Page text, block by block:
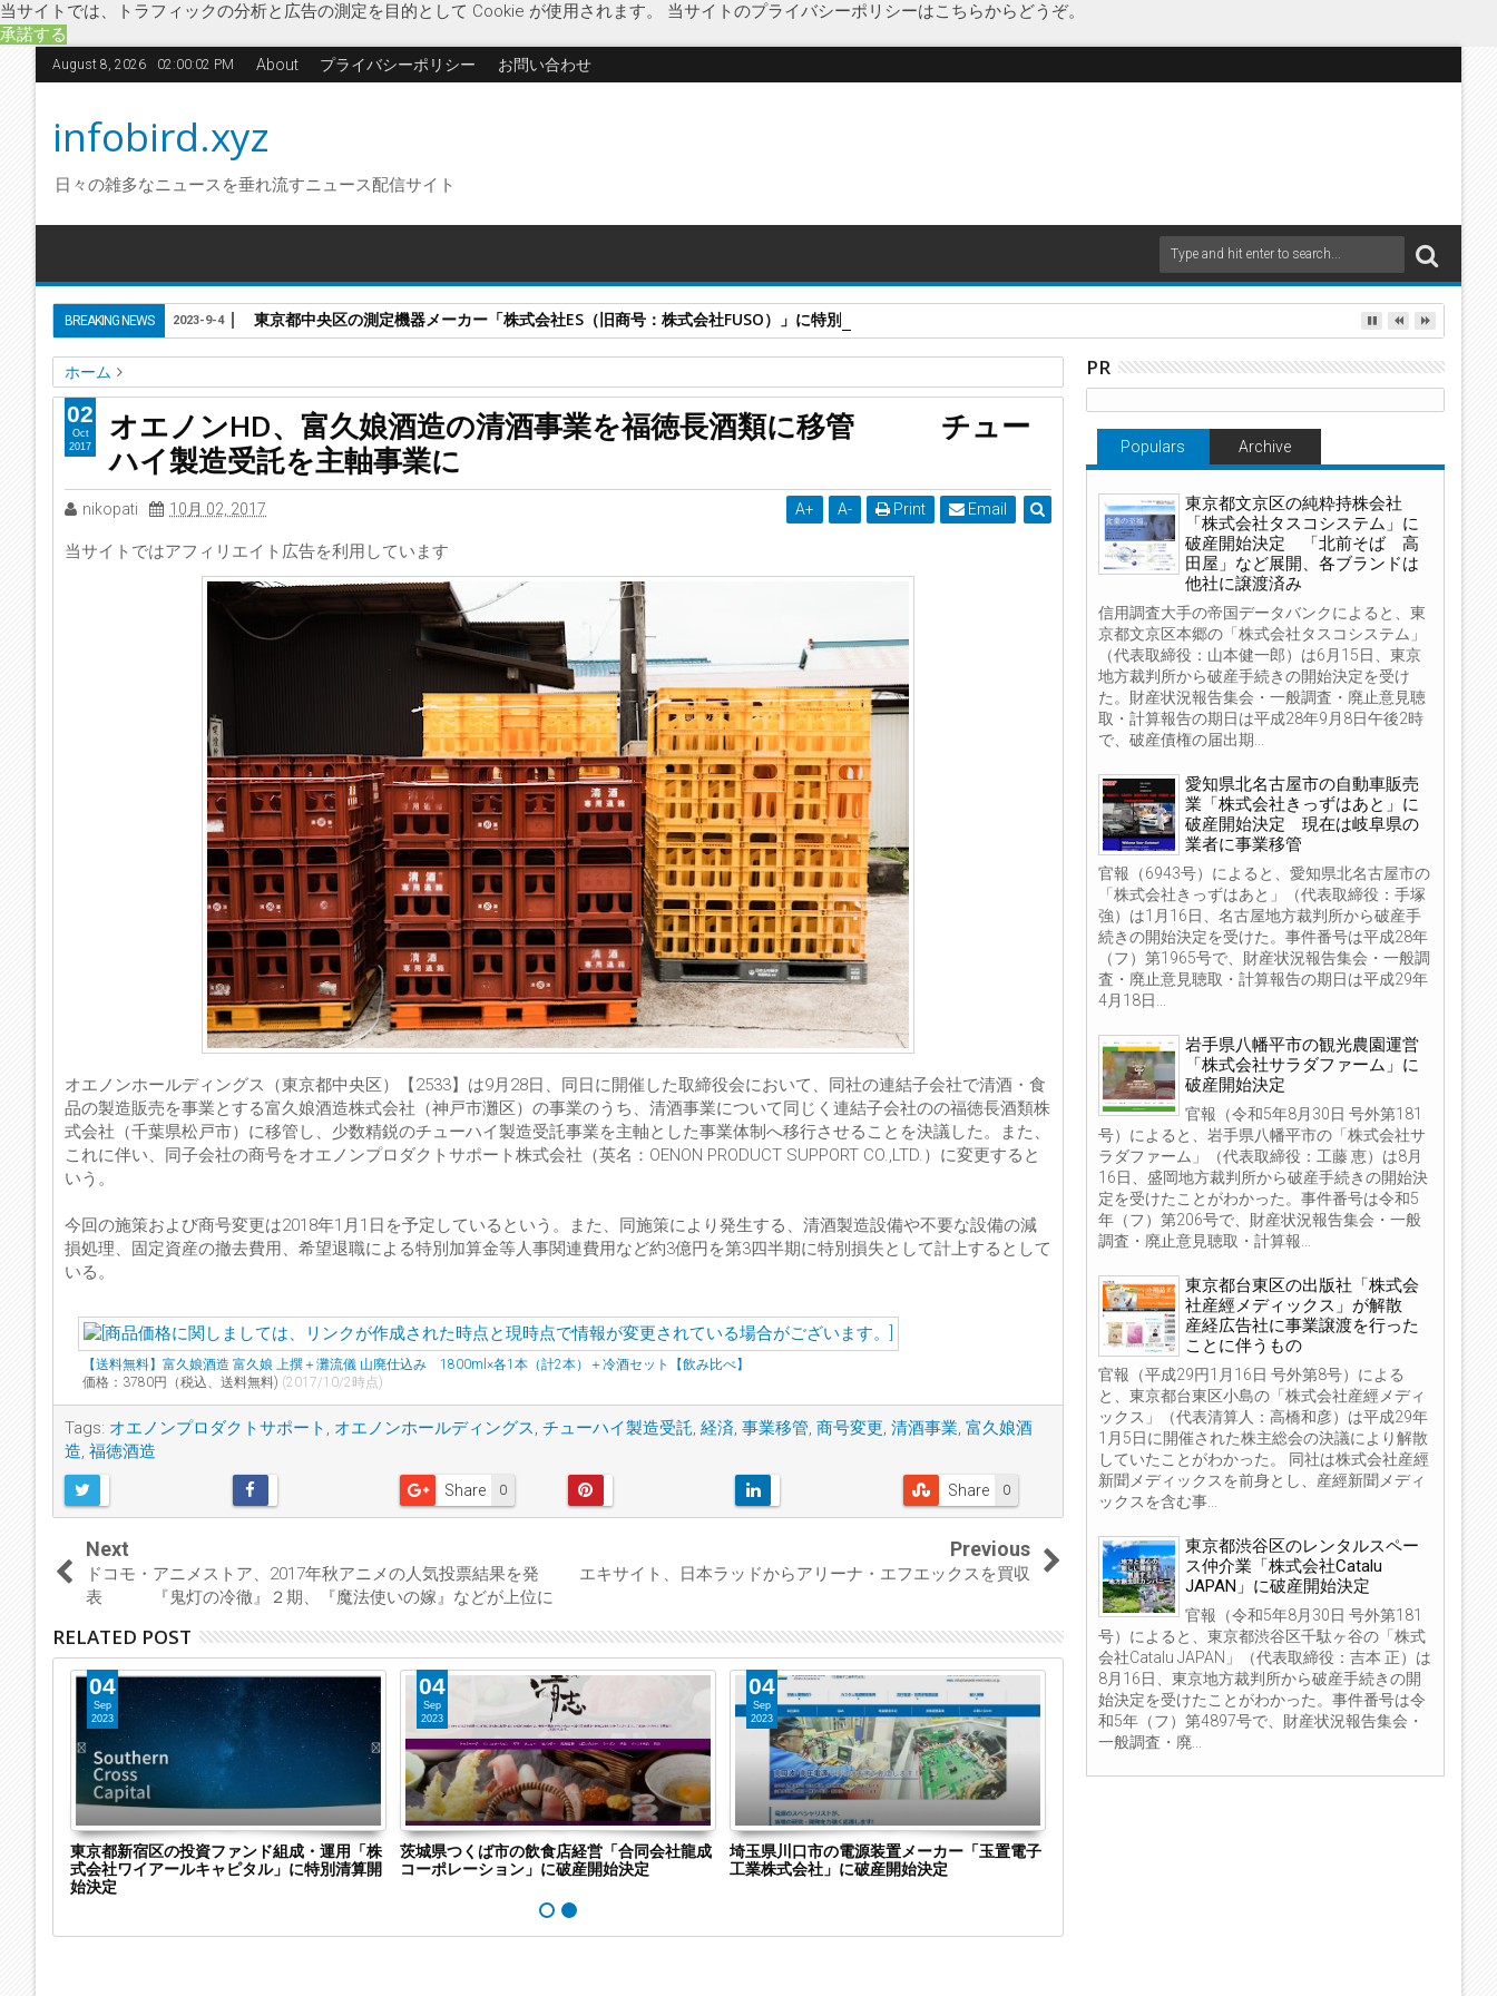
当サイトでは、トラフィックの分析と広告の測定を目的として Cookie が使用されます。 当サイトのプライバシーポリシーはこちらからどうぞ。
承諾する
August 8, 2026 02:00:02 PM About プライバシーポリシー お問い合わせ
infobird.xyz
日々の雑多なニュースを垂れ流すニュース配信サイト
BREAKING NEWS 東京都中央区の測定機器メーカー「株式会社ES（旧商号：株式会社FUSO）」に特別清算開始決定 事業はA-Gas Japanが承継
2023-9-4
ホーム
オエノンプロダクトサポート
オエノンホールディングス チューハイ製造受託 経済 事業移管 商号変更 清酒事業
富久娘酒造
福徳酒造
オエノンHD、富久娘酒造の清酒事業を福徳長酒類に移管 チューハイ製造受託を主軸事業に
オエノンHD、富久娘酒造の清酒事業を福徳長酒類に移管 チュー
ハイ製造受託を主軸事業に
nikopati 10月 02, 2017 A+ A- Print Email
当サイトではアフィリエイト広告を利用しています
オエノンホールディングス（東京都中央区）【2533】は9月28日、同日に開催した取締役会において、同社の連結子会社で清酒・食
品の製造販売を事業とする富久娘酒造株式会社（神戸市灘区）の事業のうち、清酒事業について同じく連結子会社のの福徳長酒類株
式会社（千葉県松戸市）に移管し、少数精鋭のチューハイ製造受託事業を主軸とした事業体制へ移行させることを決議した。また、
これに伴い、同子会社の商号をオエノンプロダクトサポート株式会社（英名：OENON PRODUCT SUPPORT CO.,LTD.）に変更すると
いう。
今回の施策および商号変更は2018年1月1日を予定しているという。また、同施策により発生する、清酒製造設備や不要な設備の減
損処理、固定資産の撤去費用、希望退職による特別加算金等人事関連費用など約3億円を第3四半期に特別損失として計上するとして
いる。
【送料無料】富久娘酒造 富久娘 上撰＋灘流儀 山廃仕込み 1800ml×各1本（計2本）＋冷酒セット【飲み比べ】
価格：3780円（税込、送料無料) (2017/10/2時点)
Tags: オエノンプロダクトサポート , オエノンホールディングス, チューハイ製造受託, 経済, 事業移管, 商号変更, 清酒事業, 富久娘酒
造, 福徳酒造
0
Share 0
Share
02
Oct
2017
Next
ドコモ・アニメストア、2017年秋アニメの人気投票結果を発
表 『鬼灯の冷徹』２期、『魔法使いの嫁』などが上位に
Previous
エキサイト、日本ラッドからアリーナ・エフエックスを買収
RELATED POST
04
Sep
2023
東京都新宿区の投資ファンド組成・運用「株
式会社ワイアールキャピタル」に特別清算開
始決定
04
Sep
2023
茨城県つくば市の飲食店経営「合同会社龍成
コーポレーション」に破産開始決定
04
Sep
2023
埼玉県川口市の電源装置メーカー「玉置電子
工業株式会社」に破産開始決定
04
Sep
2023
04
Sep
2023
PR
Populars Archive
東京都文京区の純粋持株会社
「株式会社タスコシステム」に
破産開始決定 「北前そば 高
田屋」など展開、各ブランドは
他社に譲渡済み
信用調査大手の帝国データバンクによると、東
京都文京区本郷の「株式会社タスコシステム」
（代表取締役：山本健一郎）は6月15日、東京
地方裁判所から破産手続きの開始決定を受け
た。財産状況報告集会・一般調査・廃止意見聴
取・計算報告の期日は平成28年9月8日午後2時
で、破産債権の届出期...
愛知県北名古屋市の自動車販売
業「株式会社きっずはあと」に
破産開始決定 現在は岐阜県の
業者に事業移管
官報（6943号）によると、愛知県北名古屋市の
「株式会社きっずはあと」（代表取締役：手塚
強）は1月16日、名古屋地方裁判所から破産手
続きの開始決定を受けた。事件番号は平成28年
（フ）第1965号で、財産状況報告集会・一般調
査・廃止意見聴取・計算報告の期日は平成29年
4月18日...
岩手県八幡平市の観光農園運営
「株式会社サラダファーム」に
破産開始決定
官報（令和5年8月30日 号外第181
号）によると、岩手県八幡平市の「株式会社サ
ラダファーム」（代表取締役：工藤 恵）は8月
16日、盛岡地方裁判所から破産手続きの開始決
定を受けたことがわかった。事件番号は令和5
年（フ）第206号で、財産状況報告集会・一般
調査・廃止意見聴取・計算報...
東京都台東区の出版社「株式会
社産經メディックス」が解散
産経広告社に事業譲渡を行った
ことに伴うもの
官報（平成29円1月16日 号外第8号）による
と、東京都台東区小島の「株式会社産經メディ
ックス」（代表清算人：高橋和彦）は平成29年
1月5日に開催された株主総会の決議により解散
していたことがわかった。 同社は株式会社産經
新聞メディックスを前身とし、産經新聞メディ
ックスを含む事...
東京都渋谷区のレンタルスペー
ス仲介業「株式会社Catalu
JAPAN」に破産開始決定
官報（令和5年8月30日 号外第181
号）によると、東京都渋谷区千駄ヶ谷の「株式
会社Catalu JAPAN」（代表取締役：吉本 正）は
8月16日、東京地方裁判所から破産手続きの開
始決定を受けたことがわかった。事件番号は令
和5年（フ）第4897号で、財産状況報告集会・
一般調査・廃...